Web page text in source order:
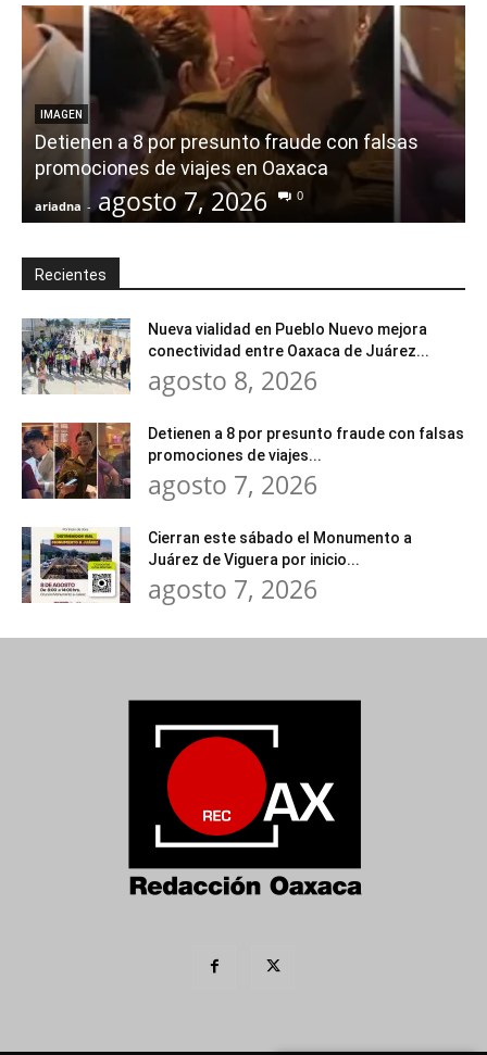
IMAGEN
Detienen a 8 por presunto fraude con falsas
promociones de viajes en Oaxaca
ariadna - agosto 7, 2026 0
Recientes
Nueva vialidad en Pueblo Nuevo mejora
conectividad entre Oaxaca de Juárez...
agosto 8, 2026
Detienen a 8 por presunto fraude con falsas
promociones de viajes...
agosto 7, 2026
Cierran este sábado el Monumento a
Juárez de Viguera por inicio...
agosto 7, 2026